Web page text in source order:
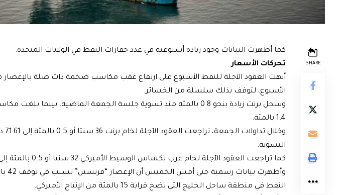
SHARE
كما أظهرت البيانات وجود زيادة أسبوعية في عدد حفارات النفط في الولايات المتحدة.
تحركات الأسعار
أنهت العقود الآجلة للنفط الأسبوع على ارتفاع عقب مكاسب ضخمة ذات صلة
الأسبوع، لتوقف بذلك سلسلة من الخسائر.
وسجل برنت زيادة بنحو 0.8 بالمئة منذ تسوية جلسة الجمعة الماضية، بينما
1.4 بالمئة.
التسوية.
كما تراجعت العقود الآجلة لخام غرب تكساس الوسيط الأميركي 32 سنتا أو 0.5 بالمئة إلى 68.65 دولارا للبرميل.
النفط في منطقة ساحل الخليج التي تضخ قرابة 15 بالمئة من الإنتاج الأميركي.